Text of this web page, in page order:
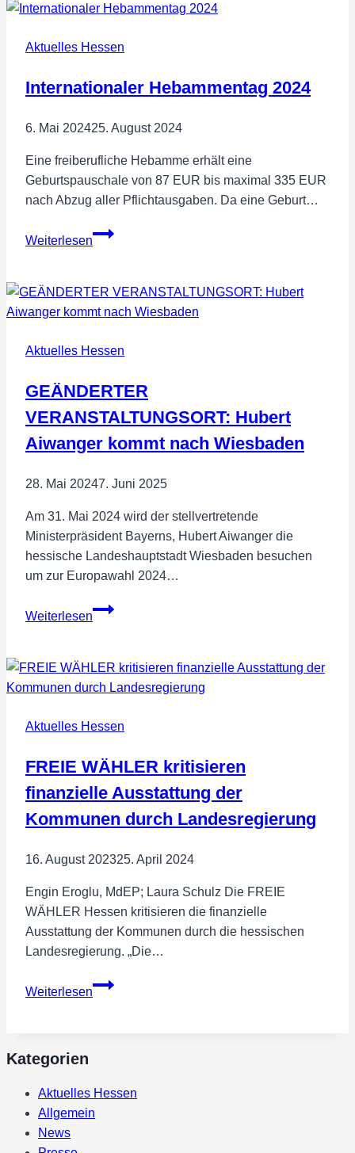
Gefahr
FREIE
Wilhelm
startet
Aktuelles Hessen
Internationaler Hebammentag 2024
6. Mai 202425. August 2024
Eine freiberufliche Hebamme erhält eine
Geburtspauschale von 87 EUR bis maximal 335 EUR
nach Abzug aller Pflichtausgaben. Da eine Geburt…
Weiterlesen
Internationaler
Aktuelles Hessen
GEÄNDERTER
VERANSTALTUNGSORT: Hubert
Aiwanger kommt nach Wiesbaden
28. Mai 20247. Juni 2025
Am 31. Mai 2024 wird der stellvertretende
Ministerpräsident Bayerns, Hubert Aiwanger die
hessische Landeshauptstadt Wiesbaden besuchen
um zur Europawahl 2024…
Weiterlesen
GEÄNDERTER
Aiwanger
kommt
Wiesbaden
Aktuelles Hessen
FREIE WÄHLER kritisieren
finanzielle Ausstattung der
Kommunen durch Landesregierung
16. August 202325. April 2024
Engin Eroglu, MdEP; Laura Schulz Die FREIE
WÄHLER Hessen kritisieren die finanzielle
Ausstattung der Kommunen durch die hessischen
Landesregierung. „Die…
Weiterlesen
FREIE
Kommunen
durch
Kategorien
Aktuelles Hessen
Allgemein
News